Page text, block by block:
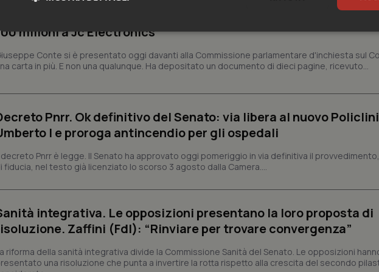
contraffatte in Procura. Diffido Palazzo Chigi dal
milioni a Jc Electronics”
Conte si è presentato oggi davanti alla Commissione parlamentare d'inchiesta sul
carta in più. E non una qualunque. Ha depositato un documento di dieci pagine, ricevuto...
Pnrr. Ok definitivo del Senato: via libera al nuovo
I e proroga antincendio per gli ospedali
decreto Pnrr è legge. Il Senato ha approvato oggi pomeriggio in via definitiva il
fiducia, nel testo già licenziato lo scorso 3 agosto dalla Camera....
integrativa. Le opposizioni presentano la loro proposta di
Zaffini (FdI): “Rinviare per trovare convergenza”
riforma della sanità integrativa divide la Commissione Sanità del Senato. Le opposizioni
una risoluzione che punta a invertire la rotta rispetto alla crescita del secondo
Necessari Statistici
Necessari Statistici Marketing
I cookie necessari contribuiscono a rendere fruibile il sito web abilitandone funzionalità di base quali la
e l'accesso alle aree protette del sito. Il sito web non è in grado di funzionare correttamente senza questi
Nome
Fornitore /Dominio Scadenza
del visitatore riguardo a varie
impostazioni sulla privacy,
preferenze siano onorate nelle
CookieScriptConsent
CookieScript
www.quotidianosanita.it
5 mesi 3
settimane
Script.com per ricordare le
sui cookie dei visitatori. È